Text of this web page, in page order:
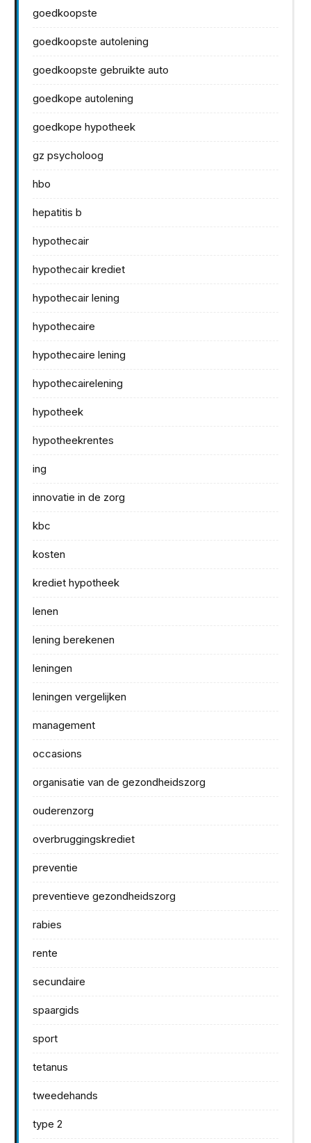
goedkoopste
goedkoopste autolening
goedkoopste gebruikte auto
goedkope autolening
goedkope hypotheek
gz psycholoog
hbo
hepatitis b
hypothecair
hypothecair krediet
hypothecair lening
hypothecaire
hypothecaire lening
hypothecairelening
hypotheek
hypotheekrentes
ing
innovatie in de zorg
kbc
kosten
krediet hypotheek
lenen
lening berekenen
leningen
leningen vergelijken
management
occasions
organisatie van de gezondheidszorg
ouderenzorg
overbruggingskrediet
preventie
preventieve gezondheidszorg
rabies
rente
secundaire
spaargids
sport
tetanus
tweedehands
type 2